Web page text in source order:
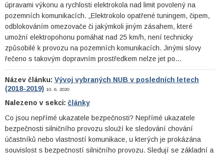
úpravami výkonu a rychlosti elektrokola nad limit povolený na
pozemních komunikacích. „Elektrokolo opatřené tuningem, čipem,
odblokováním omezovače či jakýmkoli jiným zásahem, které
umožní elektropohonu pomáhat nad 25 km/h, není technicky
způsobilé k provozu na pozemních komunikacích. Jinými slovy
řečeno s takovým dopravním prostředkem nelze jet po…
Název článku: Vývoj vybraných NUB v posledních letech
(2018-2019) 10. 6. 2020
Nalezeno v sekci: články
Co jsou nepřímé ukazatele bezpečnosti? Nepřímé ukazatele
bezpečnosti silničního provozu slouží ke sledování chování
účastníků nebo vlastností komunikace, u kterých je prokázána
souvislost s bezpečností silničního provozu. Sledují se základní a